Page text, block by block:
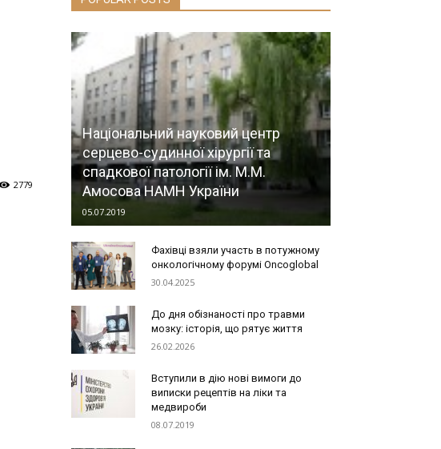
2779
Національний науковий центр
серцево-судинної хірургії та
спадкової патології ім. М.М.
Амосова НАМН України
05.07.2019
Фахівці взяли участь в потужному
онкологічному форумі Oncoglobal
30.04.2025
До дня обізнаності про травми
мозку: історія, що рятує життя
26.02.2026
Вступили в дію нові вимоги до
виписки рецептів на ліки та
медвироби
08.07.2019